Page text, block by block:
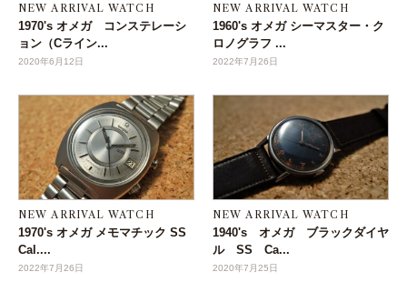
NEW ARRIVAL WATCH
1970's オメガ コンステレーシ
ョン（Cライン...
2020年6月12日
NEW ARRIVAL WATCH
1960's オメガ シーマスター・ク
ロノグラフ ...
2022年7月26日
NEW ARRIVAL WATCH
1970's オメガ メモマチック SS
Cal....
2022年7月26日
NEW ARRIVAL WATCH
1940's オメガ ブラックダイヤ
ル SS Ca...
2020年7月25日